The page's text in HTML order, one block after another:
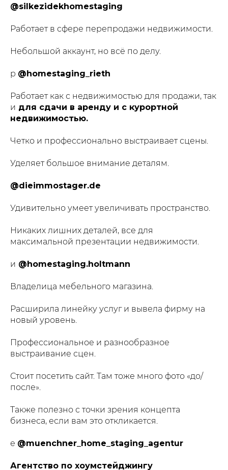
@silkezidekhomestaging
Работает в сфере перепродажи недвижимости.
Небольшой аккаунт, но всё по делу.
р @homestaging_rieth
Работает как с недвижимостью для продажи, так
и для сдачи в аренду и с курортной
недвижимостью.
Четко и профессионально выстраивает сцены.
Уделяет большое внимание деталям.
@dieimmostager.de
Удивительно умеет увеличивать пространство.
Никаких лишних деталей, все для
максимальной презентации недвижимости.
и @homestaging.holtmann
Владелица мебельного магазина.
Расширила линейку услуг и вывела фирму на
новый уровень.
Профессиональное и разнообразное
выстраивание сцен.
Стоит посетить сайт. Там тоже много фото «до/
после».
Также полезно с точки зрения концепта
бизнеса, если вам это откликается.
е @muenchner_home_staging_agentur
Агентство по хоумстейджингу